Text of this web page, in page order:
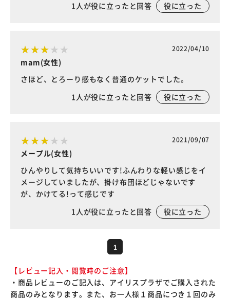
1人が役に立ったと回答 役に立った
2022/04/10
mam(女性)
さほど、とろーり感もなく普通のケットでした。
1人が役に立ったと回答 役に立った
2021/09/07
メープル(女性)
ひんやりして気持ちいいです!ふんわりな軽い感じをイ
メージしていましたが、掛け布団ほどじゃないです
が、かけてる!って感じです
1人が役に立ったと回答 役に立った
1
【レビュー記入・閲覧時のご注意】
・商品レビューのご記入は、アイリスプラザでご購入された
商品のみとなります。また、お一人様１商品につき１回のみ